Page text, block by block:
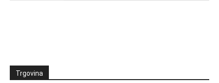
Trgovina